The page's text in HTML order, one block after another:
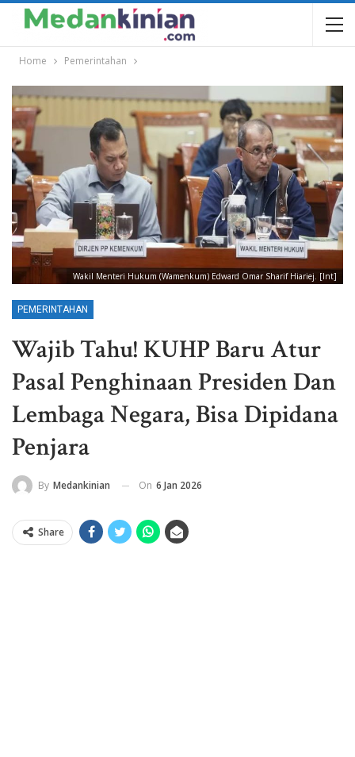
Home Pemerintahan
Wakil Menteri Hukum (Wamenkum) Edward Omar Sharif Hiariej. [Int]
PEMERINTAHAN
Wajib Tahu! KUHP Baru Atur
Pasal Penghinaan Presiden Dan
Lembaga Negara, Bisa Dipidana
Penjara
By Medankinian On 6 Jan 2026
Share